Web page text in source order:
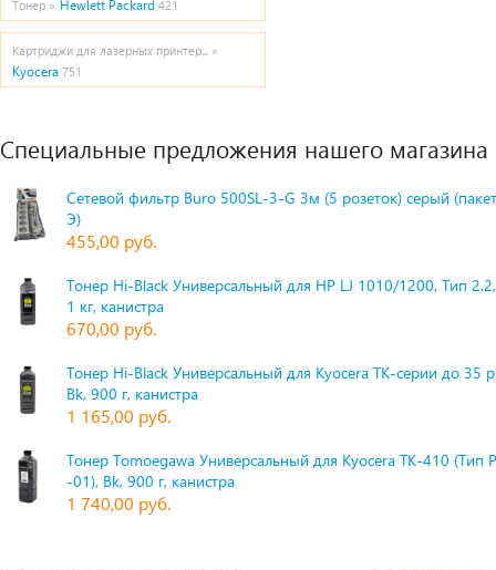
Тонер » Hewlett Packard 421
Картриджи для лазерных принтер... »
Kyocera 751
Специальные предложения нашего магазина
Сетевой фильтр Buro 500SL-3-G 3м (5 розеток) серый
Э)
455,00 руб.
Тонер Hi-Black Универсальный для HP LJ 1010/1200, Тип
1 кг, канистра
670,00 руб.
Тонер Hi-Black Универсальный для Kyocera TK-серии до 35
Bk, 900 г, канистра
1 165,00 руб.
Тонер Tomoegawa Универсальный для Kyocera TK-410 (Тип
-01), Bk, 900 г, канистра
1 740,00 руб.